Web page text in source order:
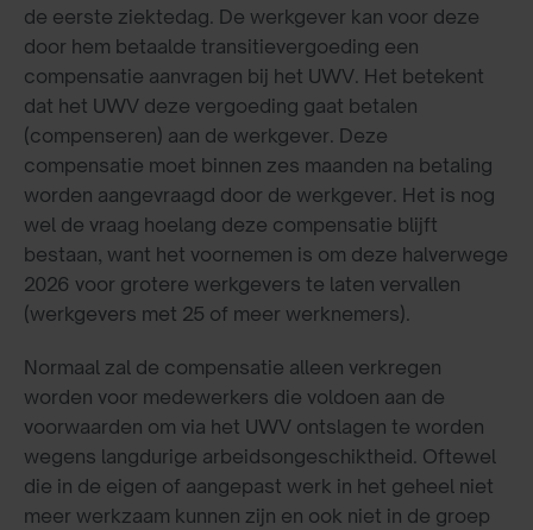
de eerste ziektedag. De werkgever kan voor deze
door hem betaalde transitievergoeding een
compensatie aanvragen bij het UWV. Het betekent
dat het UWV deze vergoeding gaat betalen
(compenseren) aan de werkgever. Deze
compensatie moet binnen zes maanden na betaling
worden aangevraagd door de werkgever. Het is nog
wel de vraag hoelang deze compensatie blijft
bestaan, want het voornemen is om deze halverwege
2026 voor grotere werkgevers te laten vervallen
(werkgevers met 25 of meer werknemers).
Normaal zal de compensatie alleen verkregen
worden voor medewerkers die voldoen aan de
voorwaarden om via het UWV ontslagen te worden
wegens langdurige arbeidsongeschiktheid. Oftewel
die in de eigen of aangepast werk in het geheel niet
meer werkzaam kunnen zijn en ook niet in de groep